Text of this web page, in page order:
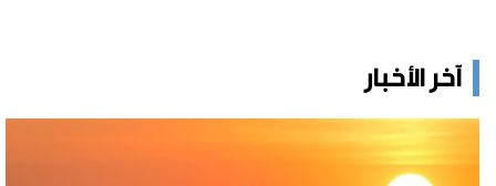
آخر الأخبار